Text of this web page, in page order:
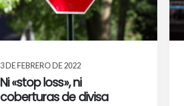
3 DE FEBRERO DE 2022
Ni «stop loss», ni
coberturas de divisa